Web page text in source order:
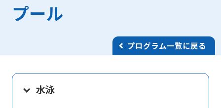
プール
プログラム一覧に戻る
水泳